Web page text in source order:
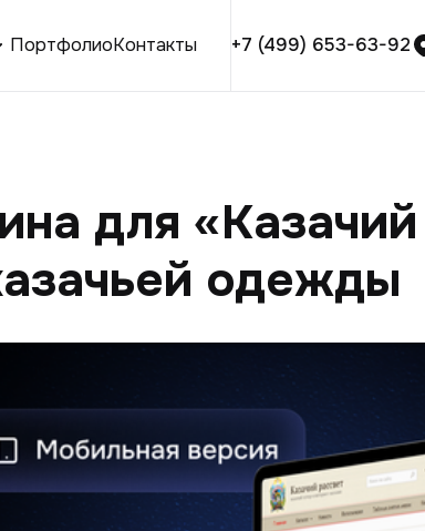
ПортфолиоКонтакты +7 (499) 653-63-92
для
одежды